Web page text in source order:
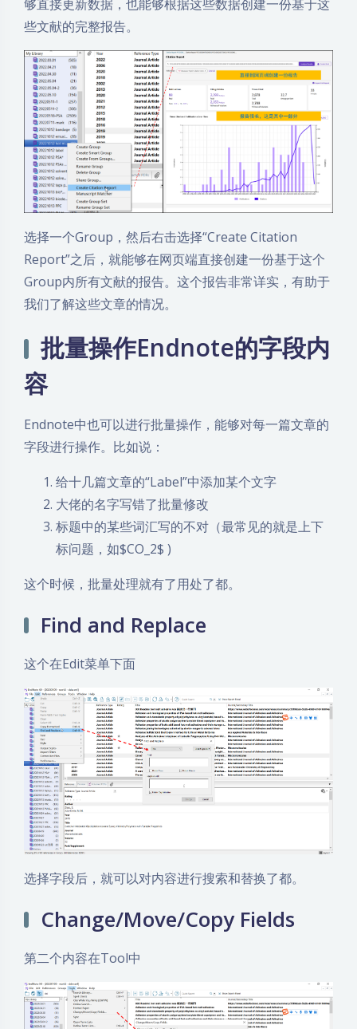
够直接更新数据，也能够根据这些数据创建一份基于这
些文献的完整报告。
选择一个Group，然后右击选择“Create Citation
Report”之后，就能够在网页端直接创建一份基于这个
Group内所有文献的报告。这个报告非常详实，有助于
我们了解这些文章的情况。
批量操作Endnote的字段内
容
Endnote中也可以进行批量操作，能够对每一篇文章的
字段进行操作。比如说：
给十几篇文章的“Label”中添加某个文字
大佬的名字写错了批量修改
标题中的某些词汇写的不对（最常见的就是上下
标问题，如$CO_2$ )
这个时候，批量处理就有了用处了都。
Find and Replace
这个在Edit菜单下面
选择字段后，就可以对内容进行搜索和替换了都。
Change/Move/Copy Fields
第二个内容在Tool中